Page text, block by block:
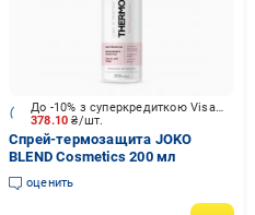
378.10₴/шт.
До -10% з суперкредиткою Visa Вигода
Спрей-термозащита JOKO
BLEND Cosmetics 200 мл
оценить